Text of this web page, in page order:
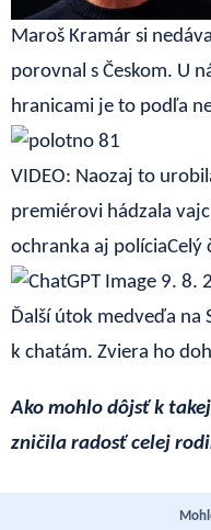
Maroš Kramár si
porovnal s Českom. U
hranicami je to podľa
VIDEO: Naozaj to
premiérovi hádzala
ochranka aj políciaCelý
Ďalší útok medveďa na
k chatám. Zviera ho
Ako mohlo dôjsť k
zničila radosť celej